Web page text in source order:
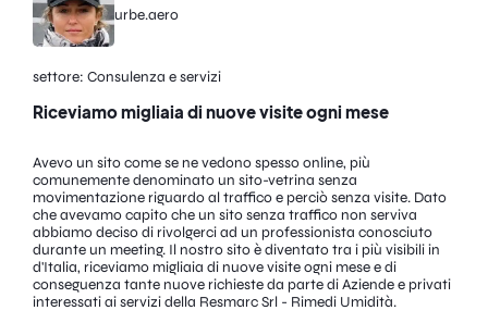
urbe.aero
settore: Consulenza e servizi
Riceviamo migliaia di nuove visite ogni mese
Avevo un sito come se ne vedono spesso online, più
comunemente denominato un sito-vetrina senza
movimentazione riguardo al traffico e perciò senza visite. Dato
che avevamo capito che un sito senza traffico non serviva
abbiamo deciso di rivolgerci ad un professionista conosciuto
durante un meeting. Il nostro sito è diventato tra i più visibili in
d'Italia, riceviamo migliaia di nuove visite ogni mese e di
conseguenza tante nuove richieste da parte di Aziende e privati
interessati ai servizi della Resmarc Srl - Rimedi Umidità.